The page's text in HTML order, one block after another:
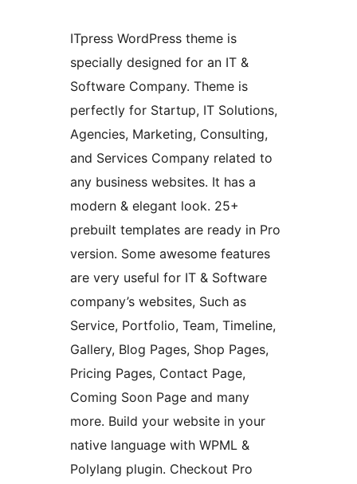
ITpress WordPress theme is
specially designed for an IT &
Software Company. Theme is
perfectly for Startup, IT Solutions,
Agencies, Marketing, Consulting,
and Services Company related to
any business websites. It has a
modern & elegant look. 25+
prebuilt templates are ready in Pro
version. Some awesome features
are very useful for IT & Software
company’s websites, Such as
Service, Portfolio, Team, Timeline,
Gallery, Blog Pages, Shop Pages,
Pricing Pages, Contact Page,
Coming Soon Page and many
more. Build your website in your
native language with WPML &
Polylang plugin. Checkout Pro